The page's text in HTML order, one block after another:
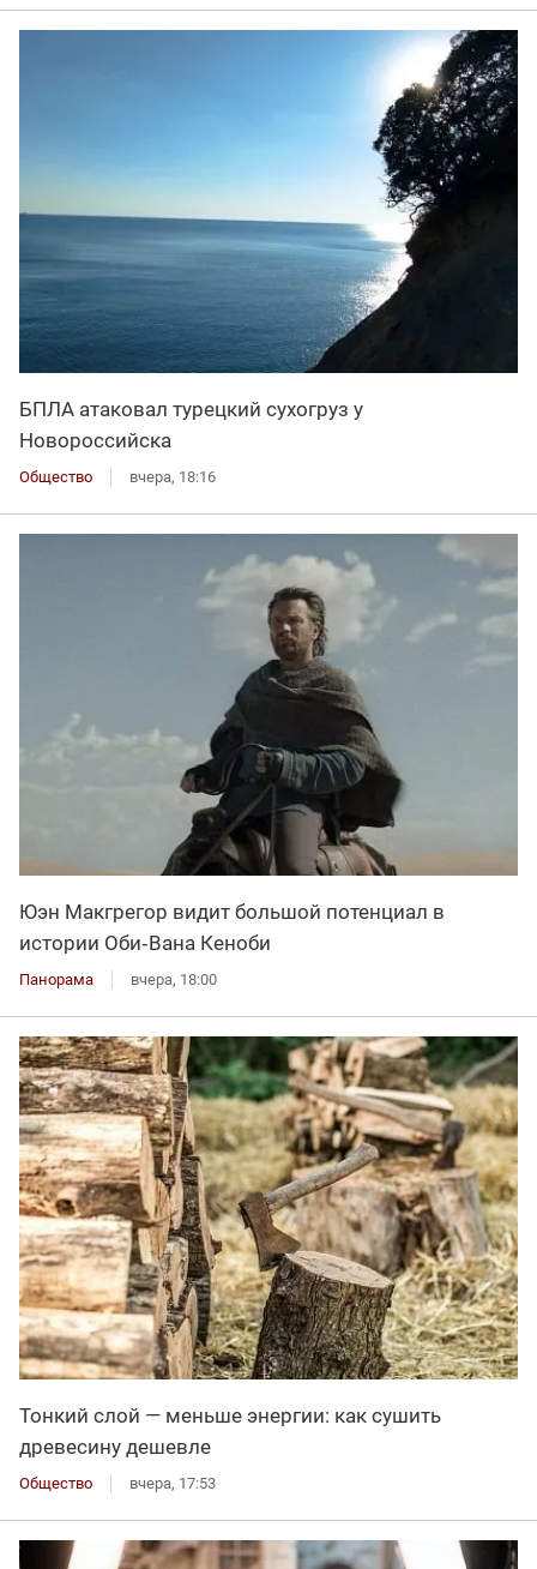
БПЛА атаковал турецкий сухогруз у
Новороссийска
Общество вчера, 18:16
Юэн Макгрегор видит большой потенциал в
истории Оби‑Вана Кеноби
Панорама вчера, 18:00
Тонкий слой — меньше энергии: как сушить
древесину дешевле
Общество вчера, 17:53